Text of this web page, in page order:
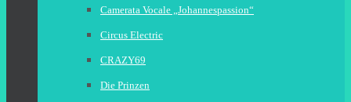
Camerata Vocale „Johannespassion“
Circus Electric
CRAZY69
Die Prinzen